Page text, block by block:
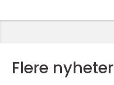
Flere nyheter